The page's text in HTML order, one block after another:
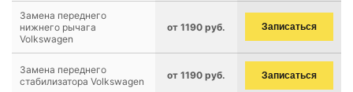
Замена переднего
нижнего рычага
Volkswagen
от 1190 руб. Записаться
Замена переднего
стабилизатора Volkswagen
от 1190 руб. Записаться